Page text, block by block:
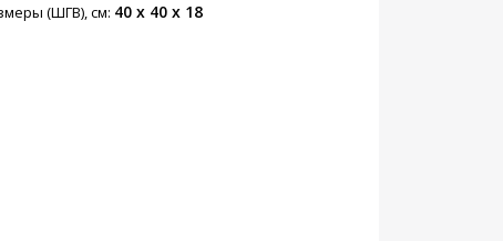
(ШГВ), см: 40 x 40 x 18